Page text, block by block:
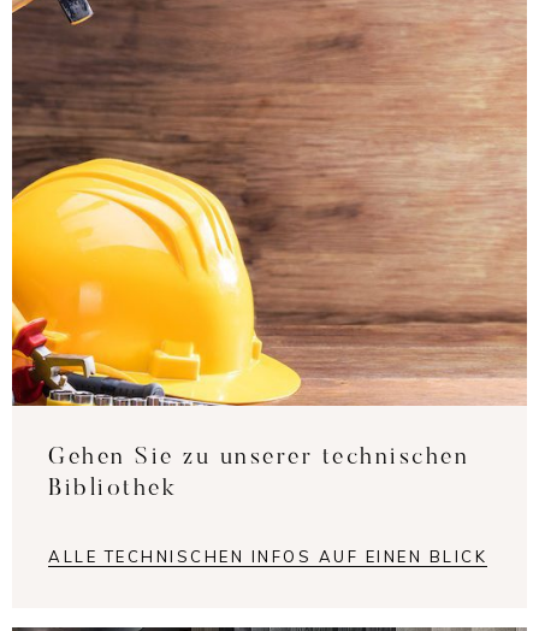
Gehen Sie zu unserer technischen
Bibliothek
ALLE TECHNISCHEN INFOS AUF EINEN BLICK